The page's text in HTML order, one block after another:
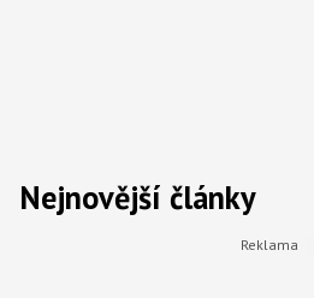
Nejnovější články